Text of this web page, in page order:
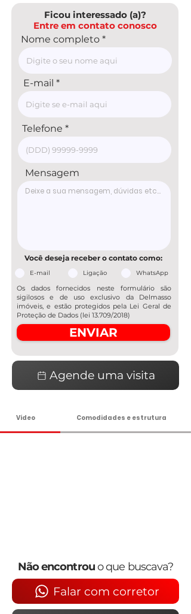
Ficou interessado (a)?
Entre em contato conosco
Nome completo
E-mail
Telefone
Mensagem
Você deseja receber o contato como:
E-mail Ligação WhatsApp
Os dados fornecidos neste formulário são
sigilosos e de uso exclusivo da Delmasso
imóveis, e estão protegidos pela Lei Geral de
Proteção de Dados (lei 13.709/2018)
ENVIAR
Agende uma visita
Vídeo Comodidades e estrutura
Não encontrouo que buscava?
Falar com corretor